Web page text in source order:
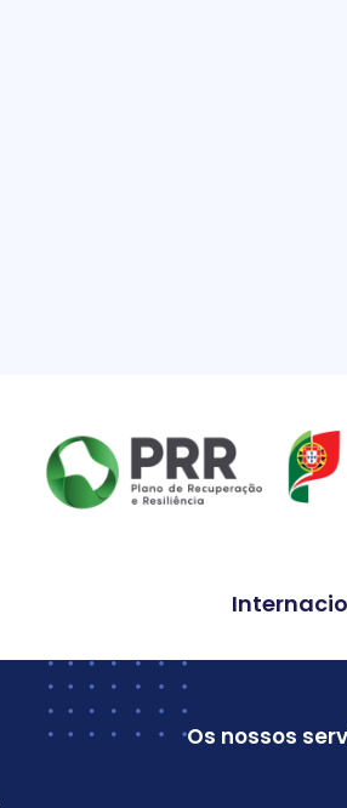
Os nossos